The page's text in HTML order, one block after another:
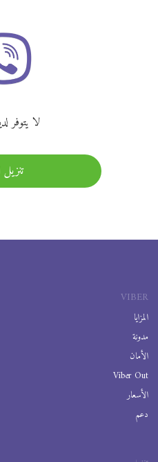
لا يتوفر
VIBER
المزايا
مدونة
الأمان
Viber Out
الأسعار
دعم